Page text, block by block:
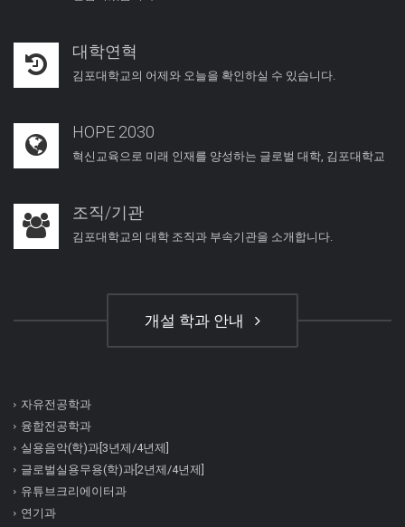
대학연혁
김포대학교의 어제와 오늘을 확인하실 수 있습니다.
HOPE 2030
혁신교육으로 미래 인재를 양성하는 글로벌 대학, 김포대학교
조직/기관
김포대학교의 대학 조직과 부속기관을 소개합니다.
개설 학과 안내
자유전공학과
융합전공학과
실용음악(학)과[3년제/4년제]
글로벌실용무용(학)과[2년제/4년제]
유튜브크리에이터과
연기과